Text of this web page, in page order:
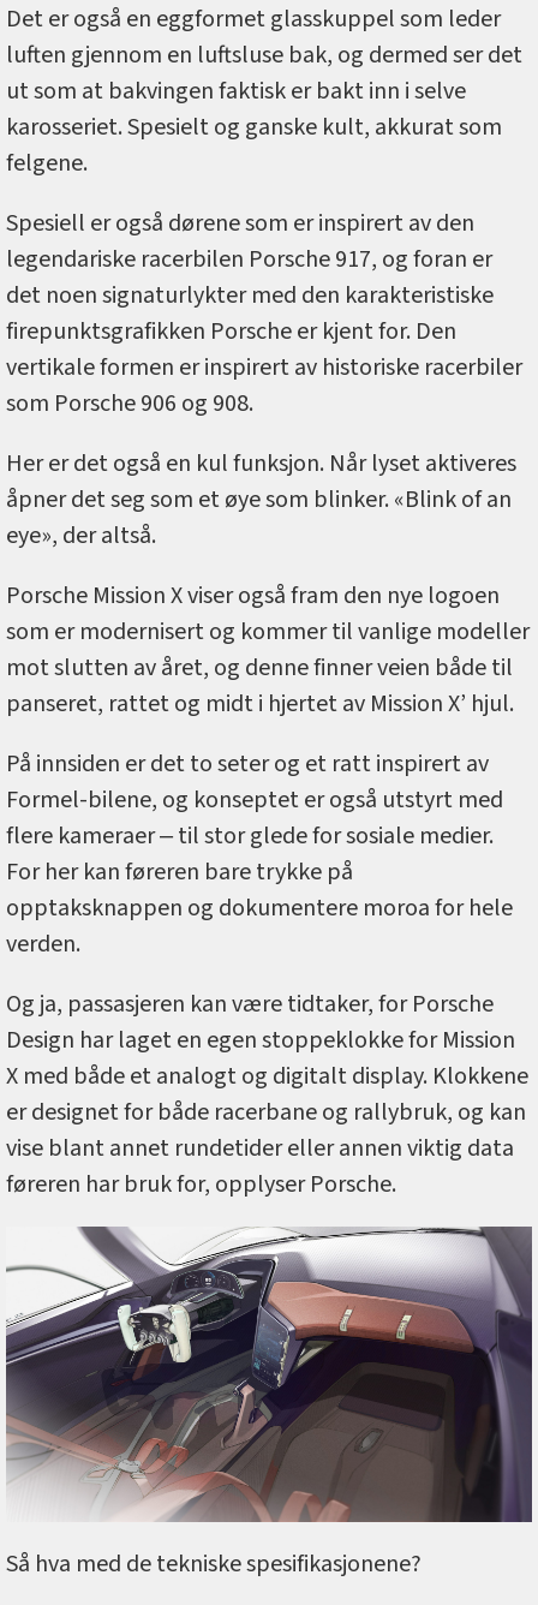
Det er også en eggformet glasskuppel som leder
luften gjennom en luftsluse bak, og dermed ser det
ut som at bakvingen faktisk er bakt inn i selve
karosseriet. Spesielt og ganske kult, akkurat som
felgene.
Spesiell er også dørene som er inspirert av den
legendariske racerbilen Porsche 917, og foran er
det noen signaturlykter med den karakteristiske
firepunktsgrafikken Porsche er kjent for. Den
vertikale formen er inspirert av historiske racerbiler
som Porsche 906 og 908.
Her er det også en kul funksjon. Når lyset aktiveres
åpner det seg som et øye som blinker. «Blink of an
eye», der altså.
Porsche Mission X viser også fram den nye logoen
som er modernisert og kommer til vanlige modeller
mot slutten av året, og denne finner veien både til
panseret, rattet og midt i hjertet av Mission X’ hjul.
På innsiden er det to seter og et ratt inspirert av
Formel-bilene, og konseptet er også utstyrt med
flere kameraer ‒ til stor glede for sosiale medier.
For her kan føreren bare trykke på
opptaksknappen og dokumentere moroa for hele
verden.
Og ja, passasjeren kan være tidtaker, for Porsche
Design har laget en egen stoppeklokke for Mission
X med både et analogt og digitalt display. Klokkene
er designet for både racerbane og rallybruk, og kan
vise blant annet rundetider eller annen viktig data
føreren har bruk for, opplyser Porsche.
Så hva med de tekniske spesifikasjonene?